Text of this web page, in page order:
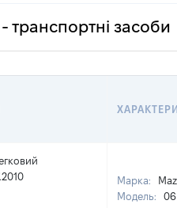
транспортні засоби
Марка:
Модель:
06